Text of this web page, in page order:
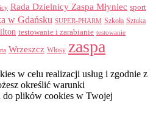
Rada Dzielnicy Zaspa Młyniec sport
w Gdańsku SUPER-PHARM Szkoła Sztuka
testowanie i zarabianie testowanie
Wrzeszcz Włosy zaspa
w celu realizacji usług i zgodnie z
określić warunki
do plików cookies w Twojej